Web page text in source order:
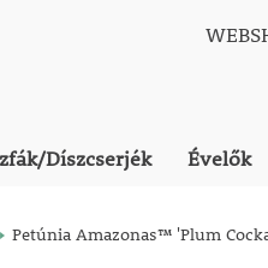
Díszcserjék Évelők
Petúnia Amazonas™ 'Plum